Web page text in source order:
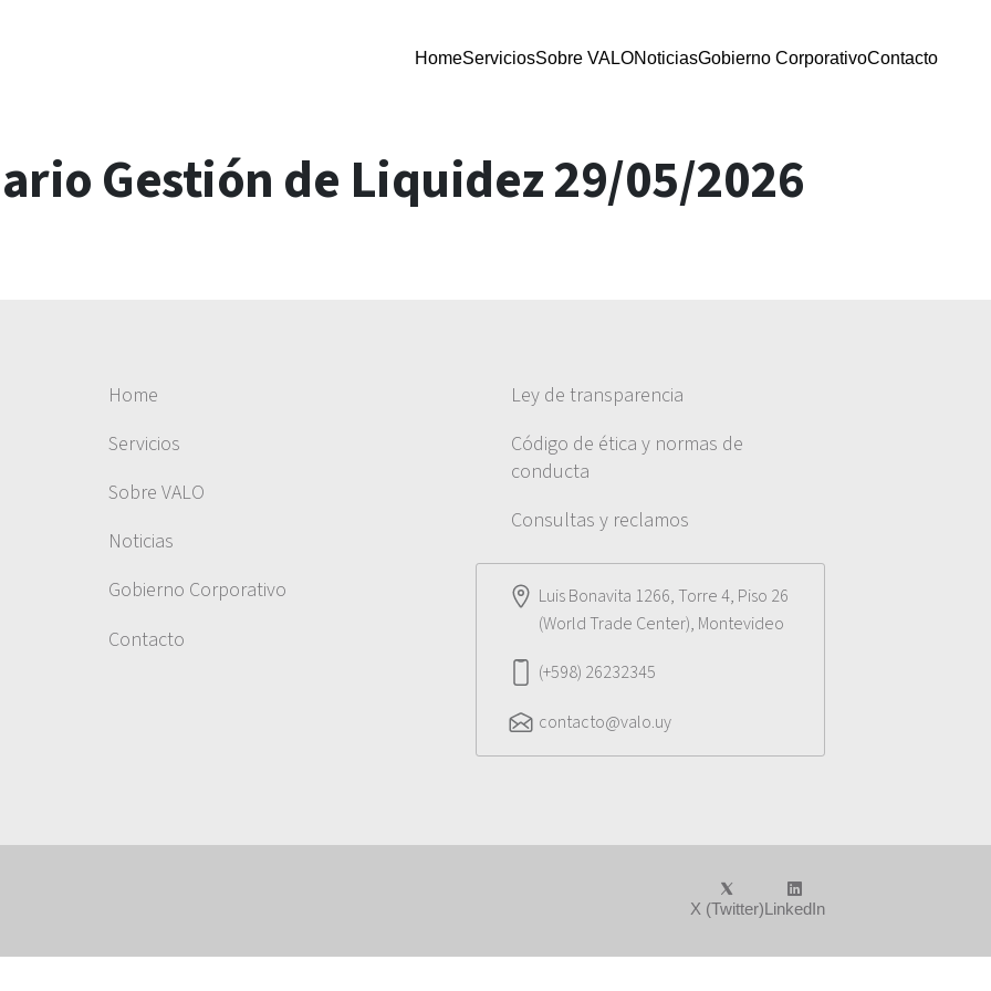
HomeServiciosSobre VALONoticiasGobierno CorporativoContacto
Gestión de Liquidez 29/05/2026
Home
Servicios
Sobre VALO
Noticias
Gobierno Corporativo
Contacto
Ley de transparencia
Código de ética y normas de
conducta
Consultas y reclamos
Luis Bonavita 1266, Torre 4, Piso 26
(World Trade Center), Montevideo
(+598) 26232345
contacto@valo.uy
X (Twitter)LinkedIn